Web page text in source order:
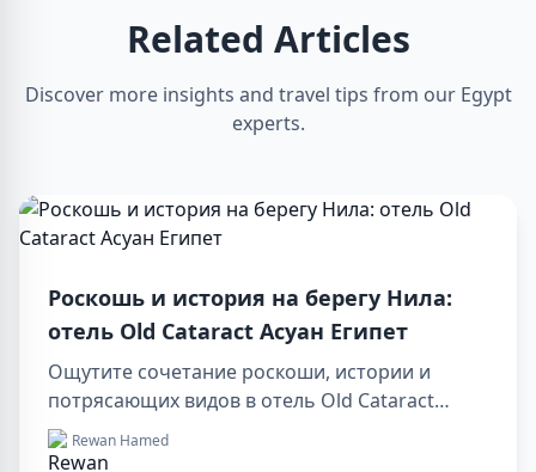
Related Articles
Discover more insights and travel tips from our Egypt
experts.
Роскошь и история на берегу Нила:
отель Old Cataract Асуан Египет
Ощутите сочетание роскоши, истории и
потрясающих видов в отель Old Cataract
Асуан Египет. Исследуйте незабываемые day
tours in luxor egypt и отправьтесь в памятный
Rewan Hamed